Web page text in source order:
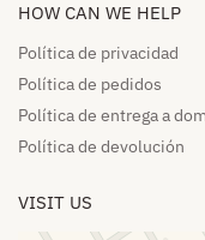
HOW CAN WE HELP​
Política de privacidad
Política de pedidos​
Política de entrega a
Política de devolución​
VISIT US